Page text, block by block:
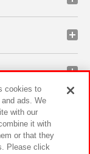
cookies to
ads. We
with our
it with
or that they
Please click